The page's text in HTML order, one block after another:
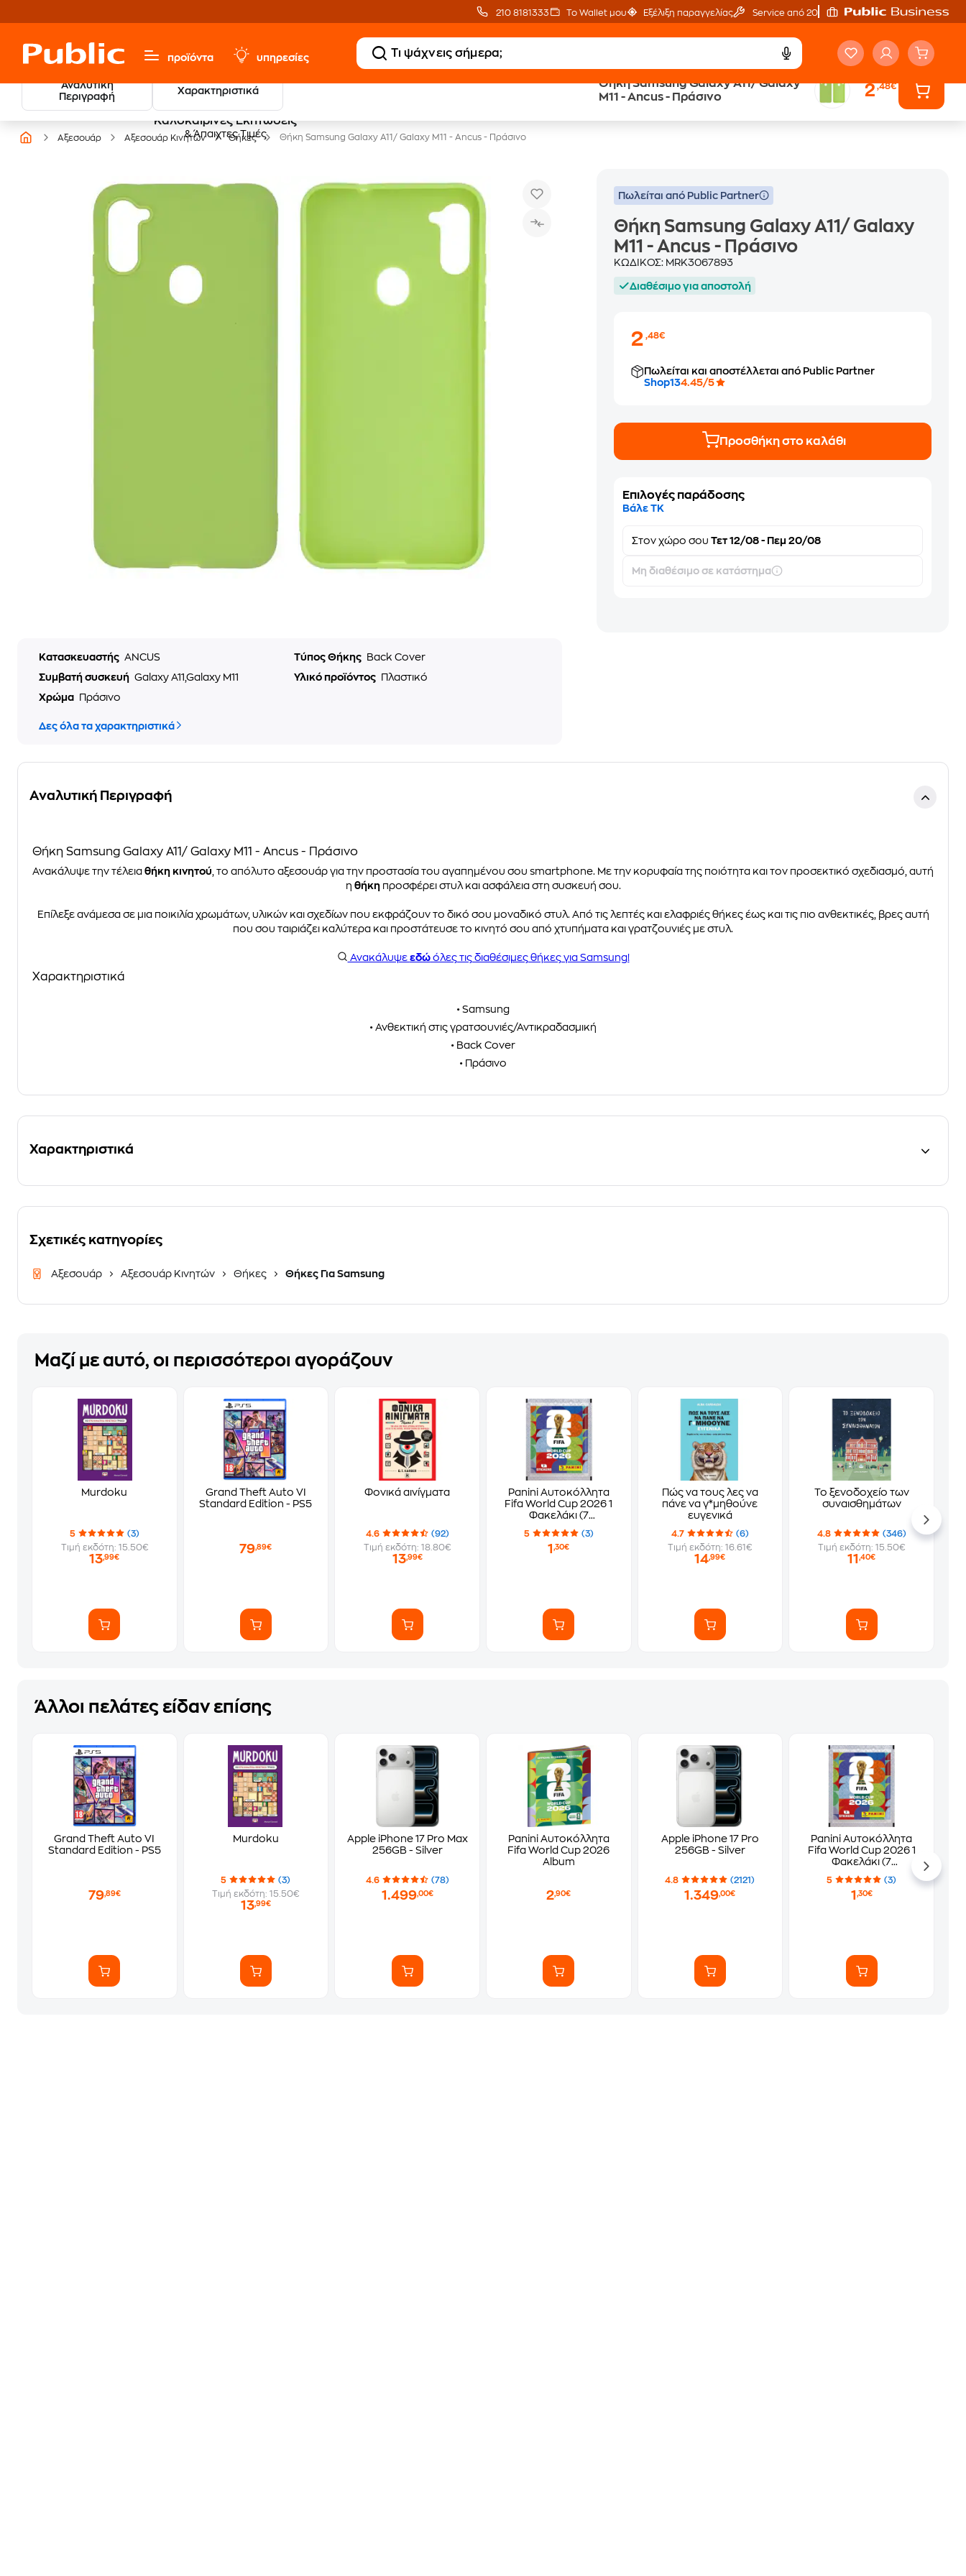
210 8181333 Το Wallet μου Εξέλιξη παραγγελίας Service από 20'
προϊόντα υπηρεσίες
Αναλυτική
Περιγραφή
Χαρακτηριστικά
Θήκη Samsung Galaxy A11/ Galaxy
M11 - Ancus - Πράσινο
2,48€
Καλοκαιρινές Εκπτώσεις
& Άπαιχτες Τιμές
Δωρεάν BoxNow Trade & Save
Αξεσουάρ Αξεσουάρ Κινητών Θήκες Θήκη Samsung Galaxy A11/ Galaxy M11 - Ancus - Πράσινο
Κατασκευαστής ANCUS Τύπος Θήκης
Back Cover
Συμβατή συσκευή Galaxy A11,Galaxy M11 Υλικό προϊόντος
Πλαστικό
Χρώμα
Πράσινο
Δες όλα τα χαρακτηριστικά
Πωλείται από Public Partner
Θήκη Samsung Galaxy A11/ Galaxy
M11 - Ancus - Πράσινο
ΚΩΔΙΚΟΣ: MRK3067893
Διαθέσιμο για αποστολή
2,48€
Πωλείται και αποστέλλεται από Public Partner
Shop134.45/5
Προσθήκη στο καλάθι
Επιλογές παράδοσης
Βάλε ΤΚ
Στονχώρο σου Τετ 12/08 - Πεμ 20/08
Μη διαθέσιμο σε κατάστημα
Αναλυτική Περιγραφή
Θήκη Samsung Galaxy A11/ Galaxy M11 - Ancus - Πράσινο
Ανακάλυψε την τέλεια θήκη κινητού , το απόλυτο αξεσουάρ για την προστασία του αγαπημένου σου smartphone. Με την κορυφαία της ποιότητα και τον προσεκτικό σχεδιασμό, αυτή
η θήκηπροσφέρει στυλ και ασφάλεια στη συσκευή σου.
Επίλεξε ανάμεσα σε μια ποικιλία χρωμάτων, υλικών και σχεδίων που εκφράζουν το δικό σου μοναδικό στυλ. Από τις λεπτές και ελαφριές θήκες έως και τις πιο ανθεκτικές, βρες αυτή
που σου ταιριάζει καλύτερα και προστάτευσε το κινητό σου από χτυπήματα και γρατζουνιές με στυλ.
Ανακάλυψε εδώόλες τις διαθέσιμες θήκες για Samsung!
Χαρακτηριστικά
• Samsung
• Ανθεκτική στις γρατσουνιές/Αντικραδασμική
• Back Cover
• Πράσινο
Χαρακτηριστικά
Σχετικές κατηγορίες
Αξεσουάρ Αξεσουάρ Κινητών Θήκες Θήκες Για Samsung
Μαζί με αυτό, οι περισσότεροι αγοράζουν
Murdoku
5
(3)
Τιμή εκδότη: 15.50€
13,99€
Grand Theft Auto VI
Standard Edition - PS5
79,89€
Φονικά αινίγματα
4.6
(92)
Τιμή εκδότη: 18.80€
13,99€
Panini Αυτοκόλλητα
Fifa World Cup 2026 1
Φακελάκι (7
Αυτοκόλλητα)
5 (3)
1,30€
Πώς να τους λες να
πάνε να γ*μηθούνε
ευγενικά
4.7
(6)
Τιμή εκδότη: 16.61€
14,99€
Το ξενοδοχείο των
συναισθημάτων
4.8
(346)
Τιμή εκδότη: 15.50€
11,40€
Άλλοι πελάτες είδαν επίσης
Grand Theft Auto VI
Standard Edition - PS5
79,89€
Murdoku
5
(3)
Τιμή εκδότη: 15.50€
13,99€
Apple iPhone 17 Pro Max
256GB - Silver
4.6 (78)
1.499,00€
Panini Αυτοκόλλητα
Fifa World Cup 2026
Album
2,90€
Apple iPhone 17 Pro
256GB - Silver
4.8 (2121)
1.349,00€
Panini Αυτοκόλλητα
Fifa World Cup 2026 1
Φακελάκι (7
Αυτοκόλλητα)
5 (3)
1 ,30€